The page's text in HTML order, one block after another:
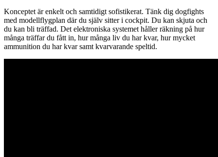
Konceptet är enkelt och samtidigt sofistikerat. Tänk dig dogfights
med modellflygplan där du själv sitter i cockpit. Du kan skjuta och
du kan bli träffad. Det elektroniska systemet håller räkning på hur
många träffar du fått in, hur många liv du har kvar, hur mycket
ammunition du har kvar samt kvarvarande speltid.